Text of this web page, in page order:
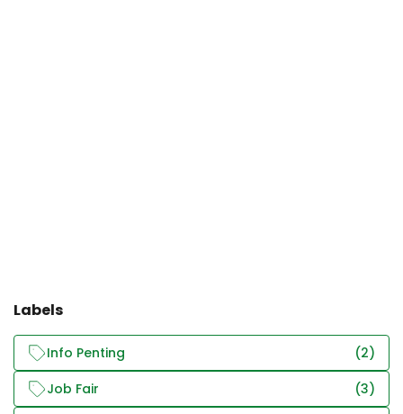
Labels
Info Penting
(2)
Job Fair
(3)